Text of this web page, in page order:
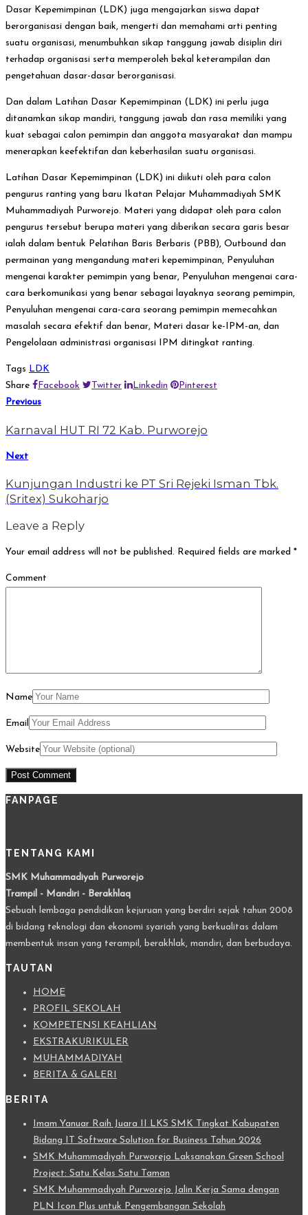
Dasar Kepemimpinan (LDK) juga mengajarkan siswa dapat
berorganisasi dengan baik, mengerti dan memahami arti penting
suatu organisasi, menumbuhkan sikap tanggung jawab disiplin diri
terhadap organisasi serta memperoleh bekal keterampilan dan
pengetahuan dasar-dasar berorganisasi.
Dan dalam Latihan Dasar Kepemimpinan (LDK) ini perlu juga
ditanamkan sikap mandiri, tanggung jawab dan rasa memiliki yang
kuat sebagai calon pemimpin dan anggota masyarakat dan mampu
menerapkan keefektifan dan keberhasilan suatu organisasi.
Latihan Dasar Kepemimpinan (LDK) ini diikuti oleh para calon
pengurus ranting yang baru Ikatan Pelajar Muhammadiyah SMK
Muhammadiyah Purworejo. Materi yang didapat oleh para calon
pengurus tersebut berupa materi yang diberikan secara garis besar
ialah dalam bentuk Pelatihan Baris Berbaris (PBB), Outbound dan
permainan yang mengandung materi kepemimpinan, Penyuluhan
mengenai karakter pemimpin yang benar, Penyuluhan mengenai cara-
cara berkomunikasi yang benar sebagai layaknya seorang pemimpin,
Penyuluhan mengenai cara-cara seorang pemimpin memecahkan
masalah secara efektif dan benar, Materi dasar ke-IPM-an, dan
Pengelolaan administrasi organisasi IPM ditingkat ranting.
Tags LDK
Share
Facebook Twitter Linkedin
Pinterest
Previous
Karnaval HUT RI 72 Kab. Purworejo
Next
Kunjungan Industri ke PT Sri Rejeki Isman Tbk.
(Sritex) Sukoharjo
Leave a Reply
Your email address will not be published. Required fields are marked *
Comment
Name
Email
Website
FANPAGE
TENTANG KAMI
SMK Muhammadiyah Purworejo
Trampil - Mandiri - Berakhlaq
Sebuah lembaga pendidikan kejuruan yang berdiri sejak tahun 2008
di bidang teknologi dan ekonomi syariah yang berkualitas dalam
membentuk insan yang terampil, berakhlak, mandiri, dan berbudaya.
TAUTAN
HOME
PROFIL SEKOLAH
KOMPETENSI KEAHLIAN
EKSTRAKURIKULER
MUHAMMADIYAH
BERITA & GALERI
BERITA
Imam Yanuar Raih Juara II LKS SMK Tingkat Kabupaten
Bidang IT Software Solution for Business Tahun 2026
SMK Muhammadiyah Purworejo Laksanakan Green School
Project: Satu Kelas Satu Taman
SMK Muhammadiyah Purworejo Jalin Kerja Sama dengan
PLN Icon Plus untuk Pengembangan Sekolah